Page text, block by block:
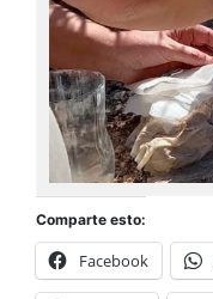
Comparte esto:
Facebook